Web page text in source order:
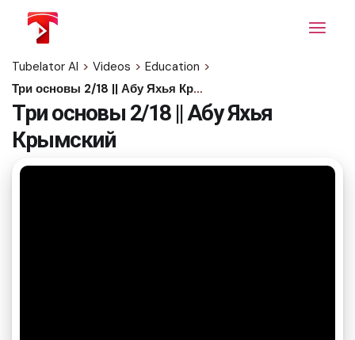
content
Tubelator AI > Videos > Education >
Три основы 2/18 || Абу Яхья Крымский
Три основы 2/18 || Абу Яхья
Крымский